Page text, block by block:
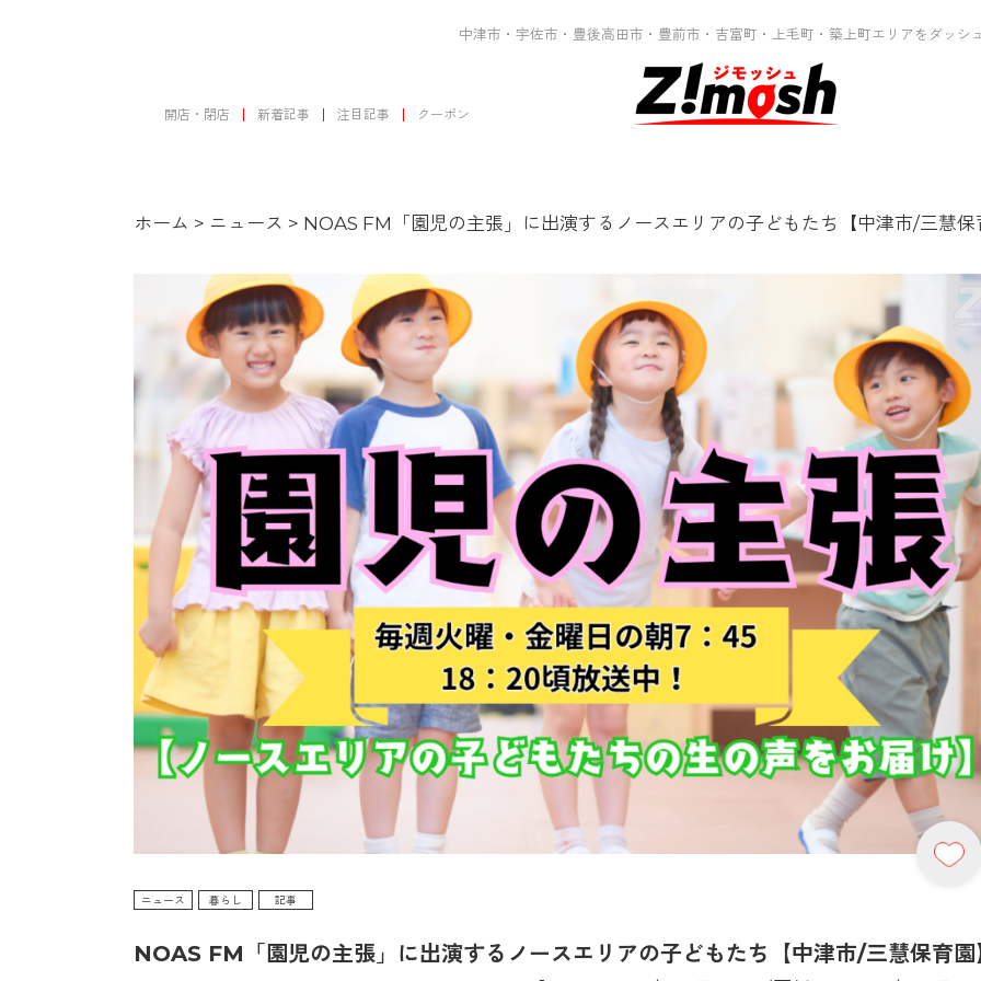
中津市・宇佐市・豊後高田市・豊前市・吉富町・上毛町・築上町エリアをダッシ
開店・閉店 新着記事 注目記事 クーポン
ホーム > ニュース > NOAS FM「園児の主張」に出演するノースエリアの子どもたち【中津市/三慧保
ニュース 暮らし 記事
NOAS FM「園児の主張」に出演するノースエリアの子どもたち【中津市/三慧保育園